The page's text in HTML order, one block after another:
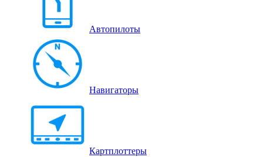
Автопилоты
Навигаторы
Картплоттеры